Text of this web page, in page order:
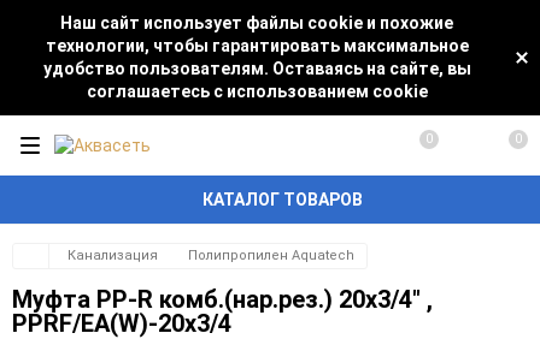
Наш сайт использует файлы cookie и похожие
технологии, чтобы гарантировать максимальное
удобство пользователям. Оставаясь на сайте, вы
соглашаетесь с использованием cookie
КАТАЛОГ ТОВАРОВ
0 0
Канализация Полипропилен Aquatech
Муфта PP-R комб.(нар.рез.) 20х3/4" ,
PPRF/EA(W)-20x3/4